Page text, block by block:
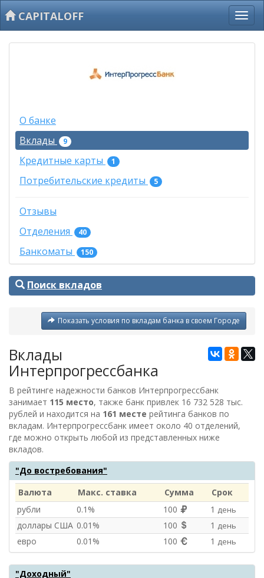
CAPITALOFF
О банке
Вклады
9
Кредитные карты 1
Потребительские кредиты 5
Отзывы
Отделения
40
Банкоматы 150
Поиск вкладов
Показать условия по вкладам банка в своем Городе
Вклады
Интерпрогрессбанка
В рейтинге надежности банков Интерпрогрессбанк
занимает 115 место, также банк привлек 16 732 528 тыс.
рублей и находится на 161 месте рейтинга банков по
вкладам. Интерпрогрессбанк имеет около 40 отделений,
где можно открыть любой из представленных ниже
вкладов.
"До востребования"
Валюта
Макс. ставка Сумма
Срок
рубли
0.1% 100 1 день
доллары США 0.01% 100 1 день
евро 0.01% 100 1 день
"Доходный"